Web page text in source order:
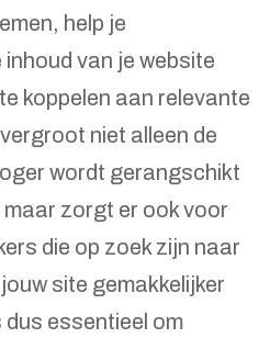
help je
van je website
koppelen aan relevante
niet alleen de
wordt gerangschikt
zorgt er ook voor
die op zoek zijn naar
site gemakkelijker
dus essentieel om